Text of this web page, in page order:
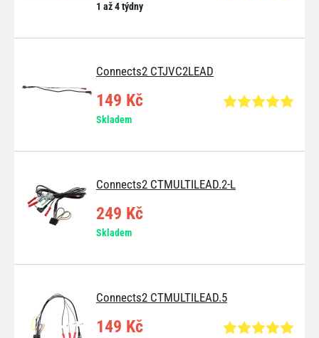
1 až 4 týdny
Connects2 CTJVC2LEAD
149 Kč
Skladem
Connects2 CTMULTILEAD.2-L
249 Kč
Skladem
Connects2 CTMULTILEAD.5
149 Kč